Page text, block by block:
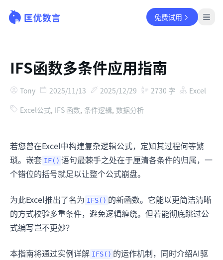
免费试用
IFS函数多条件应用指南
Tony 2025/11/13 2025/12/29 2730 字
Excel
Excel公式, IFS 函数, 条件逻辑, 数据分析
若您曾在Excel中构建复杂逻辑公式，定知其过程何等繁
琐。嵌套 IF() 语句最棘手之处在于厘清各条件的归属，一
个错位的括号就足以让整个公式崩盘。
为此Excel推出了名为 IFS() 的新函数。它能以更简洁清晰
的方式校验多重条件，避免逻辑缠绕。但若能彻底跳过公
式编写岂不更妙？
本指南将通过实例详解 IFS() 的运作机制，同时介绍AI驱